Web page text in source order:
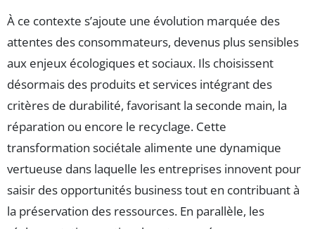
À ce contexte s’ajoute une évolution marquée des
attentes des consommateurs, devenus plus sensibles
aux enjeux écologiques et sociaux. Ils choisissent
désormais des produits et services intégrant des
critères de durabilité, favorisant la seconde main, la
réparation ou encore le recyclage. Cette
transformation sociétale alimente une dynamique
vertueuse dans laquelle les entreprises innovent pour
saisir des opportunités business tout en contribuant à
la préservation des ressources. En parallèle, les